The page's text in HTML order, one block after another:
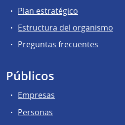
Plan estratégico
Estructura del organismo
Preguntas frecuentes
Públicos
Empresas
Personas